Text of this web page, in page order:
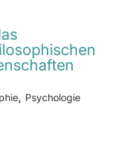
, Psychologie